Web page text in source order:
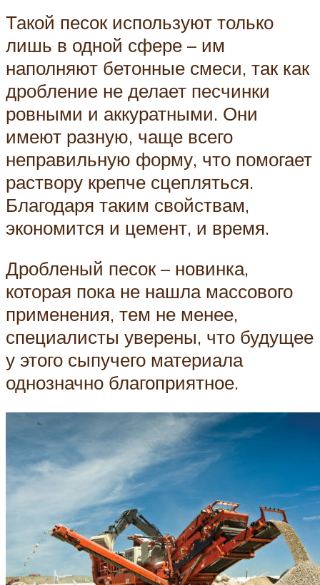
Такой песок используют только
лишь в одной сфере – им
наполняют бетонные смеси, так как
дробление не делает песчинки
ровными и аккуратными. Они
имеют разную, чаще всего
неправильную форму, что помогает
раствору крепче сцепляться.
Благодаря таким свойствам,
экономится и цемент, и время.
Дробленый песок – новинка,
которая пока не нашла массового
применения, тем не менее,
специалисты уверены, что будущее
у этого сыпучего материала
однозначно благоприятное.